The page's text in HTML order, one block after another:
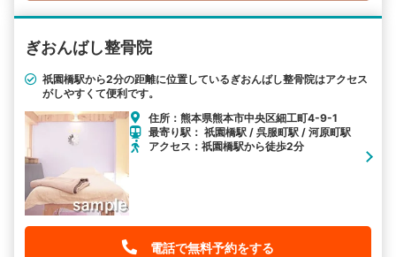
ぎおんばし整骨院
祇園橋駅から2分の距離に位置しているぎおんばし整骨院はアクセス
がしやすくて便利です。
住所：熊本県熊本市中央区細工町4-9-1
最寄り駅： 祇園橋駅 / 呉服町駅 / 河原町駅
アクセス：祇園橋駅から徒歩2分
電話で無料予約をする